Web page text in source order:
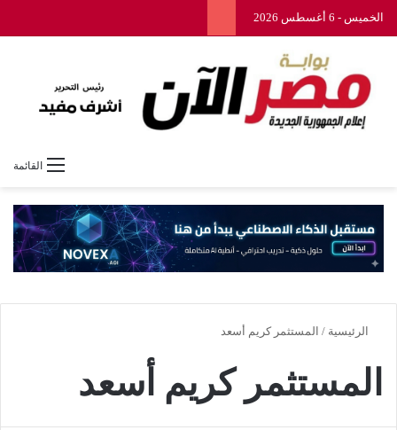
الخميس - 6 أغسطس 2026
القائمة
الرئيسية / المستثمر كريم أسعد
المستثمر كريم أسعد